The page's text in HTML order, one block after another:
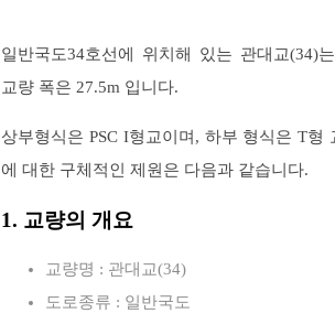
일반국도34호선에 위치해 있는 관대교(34)
교량 폭은 27.5m 입니다.
상부형식은 PSC I형교이며, 하부 형식은 T형
에 대한 구체적인 제원은 다음과 같습니다.
1. 교량의 개요
교량명 : 관대교(34)
도로종류 : 일반국도